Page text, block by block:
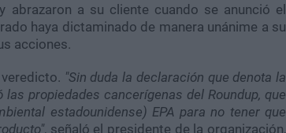
abrazaron a su cliente cuando se anunció el
haya dictaminado de manera unánime a su
acciones.
"Sin duda la declaración que denota la
propiedades cancerígenas del Roundup, que
estadounidense) EPA para no tener que
, señaló el presidente de la organización,